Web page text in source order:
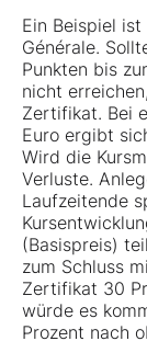
Ein Beispiel
Générale.
Punkten bis
nicht
Zertifikat. Bei
Euro ergibt
Wird die
Verluste.
Laufzeitende
(Basispreis)
zum Schluss
Zertifikat 30
würde es
Prozent nach